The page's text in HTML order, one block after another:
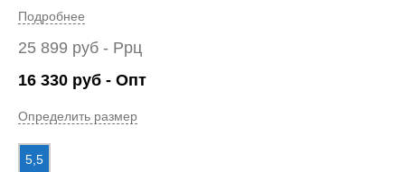
Подробнее
25 899 руб - Ррц
16 330 руб - Опт
Определить размер
5,5